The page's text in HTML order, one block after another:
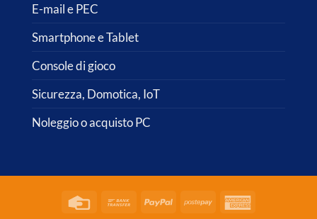
E-mail e PEC
Smartphone e Tablet
Console di gioco
Sicurezza, Domotica, IoT
Noleggio o acquisto PC
Credit
Bank
PayPal Postepay